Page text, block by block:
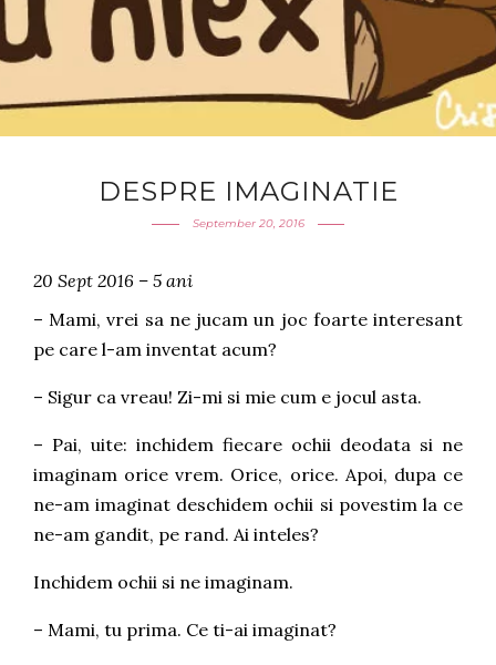
DESPRE IMAGINATIE
September 20, 2016
20 Sept 2016 – 5 ani
– Mami, vrei sa ne jucam un joc foarte interesant
pe care l-am inventat acum?
– Sigur ca vreau! Zi-mi si mie cum e jocul asta.
– Pai, uite: inchidem fiecare ochii deodata si ne
imaginam orice vrem. Orice, orice. Apoi, dupa ce
ne-am imaginat deschidem ochii si povestim la ce
ne-am gandit, pe rand. Ai inteles?
Inchidem ochii si ne imaginam.
– Mami, tu prima. Ce ti-ai imaginat?